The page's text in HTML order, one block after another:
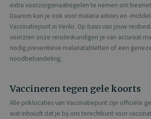
extra voorzorgsmaatregelen te nemen om
Daarom kun je ook voor malaria advies en -
Vaccinatiepunt in Venlo. Op basis van jouw
voorzien onze reisdeskundigen je van accuraat
nodig preventieve malariatabletten of een
noodbehandeling.
Vaccineren tegen gele koorts
Alle priklocaties van Vaccinatiepunt zijn officiële
wat inhoudt dat je bij ons terechtkunt voor